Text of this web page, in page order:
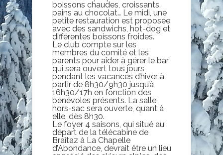
boissons chaudes, croissants,
pains au chocolat… Le midi, une
petite restauration est proposée
avec des sandwichs, hot-dog et
différentes boissons froides.
Le club compte sur les
membres du comité et les
parents pour aider à gérer le bar
qui sera ouvert tous jours
pendant les vacances d’hiver à
partir de 8h30/9h30 jusqu’à
16h30/17h en fonction des
bénévoles présents. La salle
hors-sac sera ouverte, quant à
elle, dès 8h30.
Le foyer 4 saisons, qui situé au
départ de la télécabine de
Braîtaz à La Chapelle
d’Abondance, devrait être un lieu